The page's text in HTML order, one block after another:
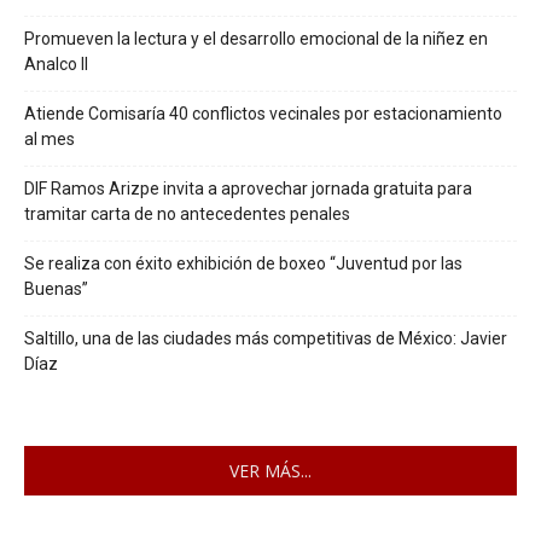
Promueven la lectura y el desarrollo emocional de la niñez en
Analco II
Atiende Comisaría 40 conflictos vecinales por estacionamiento
al mes
DIF Ramos Arizpe invita a aprovechar jornada gratuita para
tramitar carta de no antecedentes penales
Se realiza con éxito exhibición de boxeo “Juventud por las
Buenas”
Saltillo, una de las ciudades más competitivas de México: Javier
Díaz
VER MÁS...